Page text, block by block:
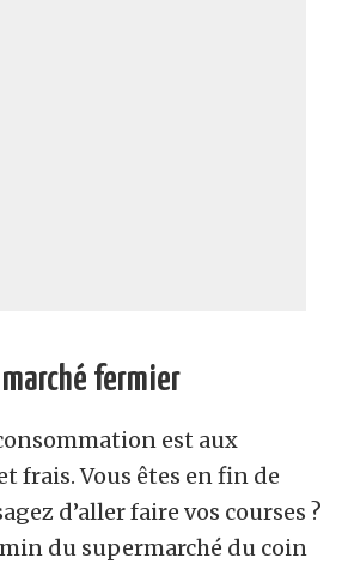
fermier
est aux
frais. Vous êtes en fin de
d’aller faire vos courses ?
du supermarché du coin